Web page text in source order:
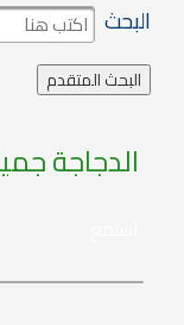
البحث
الدجاجة